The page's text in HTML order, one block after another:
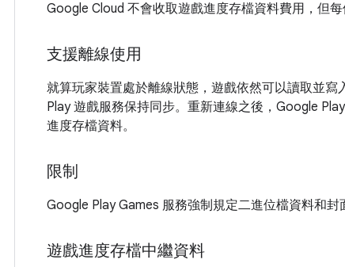
Google Cloud 不會收取遊戲進度存檔資料費用，但
支援離線使用
就算玩家裝置處於離線狀態，遊戲依然可以讀取並
Play 遊戲服務保持同步。重新連線之後，Google
進度存檔資料。
限制
Google Play Games 服務強制規定二進位檔資料和封
遊戲進度存檔中繼資料